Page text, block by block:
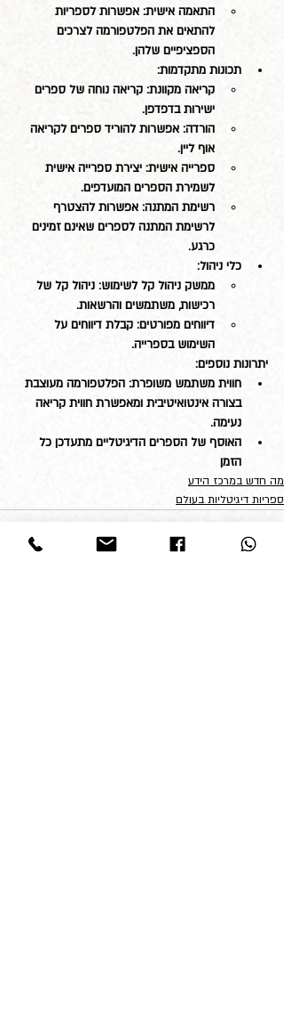
התאמה אישית: אפשרות לספריות
להתאים את הפלטפורמה לצרכים
הספציפיים שלהן.
תכונות מתקדמות:
קריאה מקוונת: קריאה נוחה של ספרים
ישירות בדפדפן.
הורדה: אפשרות להוריד ספרים לקריאה
אוף ליין.
ספרייה אישית: יצירת ספרייה אישית
לשמירת הספרים המועדפים.
רשימת המתנה: אפשרות להצטרף
לרשימת המתנה לספרים שאינם זמינים
כרגע.
כלי ניהול:
ממשק ניהול קל לשימוש: ניהול קל של
רכישות, משתמשים והרשאות.
דיווחים מפורטים: קבלת דיווחים על
השימוש בספרייה.
יתרונות נוספים:
חווית משתמש משופרת: הפלטפורמה מעוצבת
בצורה אינטואיטיבית ומאפשרת חווית קריאה
נעימה.
האוסף של הספרים הדיגיטליים מתעדכן כל
הזמן
מה חדש במרכז הידע
ספריות דיגיטליות בעולם